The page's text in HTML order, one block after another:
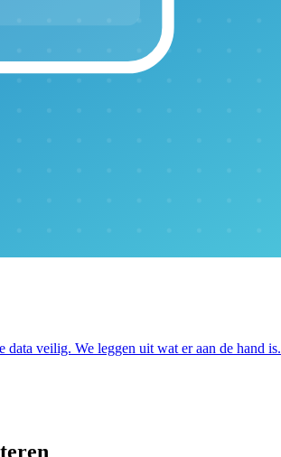
veilig. We leggen uit wat er aan de hand is.